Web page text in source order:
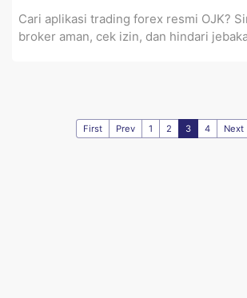
Cari aplikasi trading forex resmi OJK?
broker aman, cek izin, dan hindari
First Prev 1 2 3 4 Next